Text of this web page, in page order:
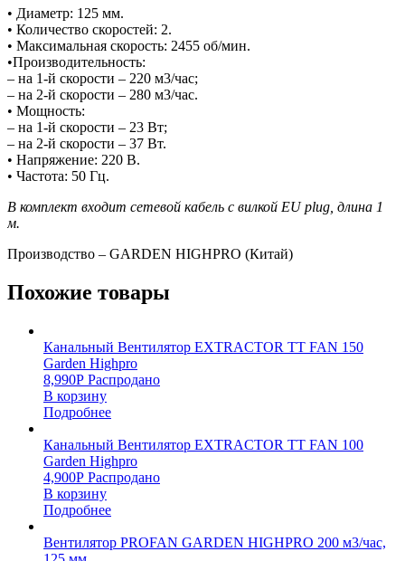
• Диаметр: 125 мм.
• Количество скоростей: 2.
• Максимальная скорость: 2455 об/мин.
•Производительность:
– на 1-й скорости – 220 м3/час;
– на 2-й скорости – 280 м3/час.
• Мощность:
– на 1-й скорости – 23 Вт;
– на 2-й скорости – 37 Вт.
• Напряжение: 220 В.
• Частота: 50 Гц.
В комплект входит сетевой кабель с вилкой EU plug, длина 1
м.
Производство – GARDEN HIGHPRO (Китай)
Похожие товары
Канальный Вентилятор EXTRACTOR TT FAN 150
Garden Highpro
8,990Р Распродано
В корзину
Подробнее
Канальный Вентилятор EXTRACTOR TT FAN 100
Garden Highpro
4,900Р Распродано
В корзину
Подробнее
Вентилятор PROFAN GARDEN HIGHPRO 200 м3/час,